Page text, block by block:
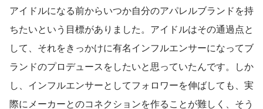
アイドルになる前からいつか自分のアパレルブランドを持
ちたいという目標がありました。アイドルはその通過点と
して、それをきっかけに有名インフルエンサーになってブ
ランドのプロデュースをしたいと思っていたんです。しか
し、インフルエンサーとしてフォロワーを伸ばしても、実
際にメーカーとのコネクションを作ることが難しく、そう